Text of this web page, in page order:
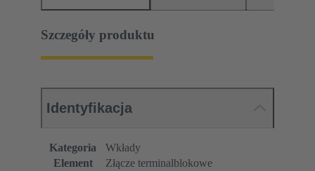
Szczegóły produktu
Identyfikacja
Kategoria
Wkłady
Element
Złącze terminalblokowe